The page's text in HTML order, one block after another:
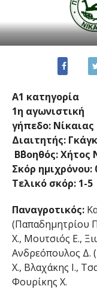
Α1 κατηγορία
1η αγωνιστική
γήπεδο: Νίκαιας
Διαιτητής:
Β΄Βοηθός: Χήτος
Σκόρ ημιχρόνου:
Τελικό σκόρ: 1-5
Παναγροτικός:
(Παπαδημητρίου
Χ., Μουτσιός Ε.,
Ανδρεόπουλος Δ.
Χ., Βλαχάκης Ι.,
Φουρίκης Χ.